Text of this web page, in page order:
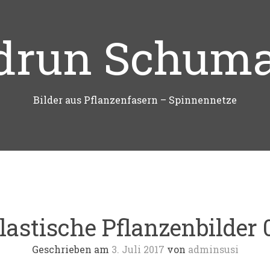
Bilder aus Pflanzenfasern – Spinnennetze
Pflanzenbilder
Geschrieben am 3. Juli 2017 von adminsusi